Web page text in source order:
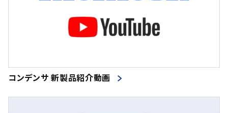
コンデンサ 新製品紹介動画